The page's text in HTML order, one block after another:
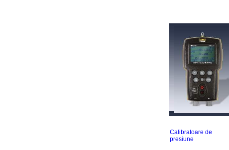
Calibratoare de
presiune